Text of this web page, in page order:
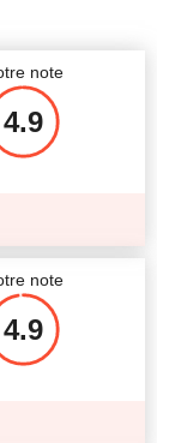
GB
14.93
note
4.9
note
4.9